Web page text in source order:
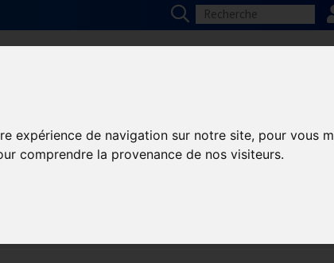
expérience de navigation sur notre site, pour vous
comprendre la provenance de nos visiteurs.